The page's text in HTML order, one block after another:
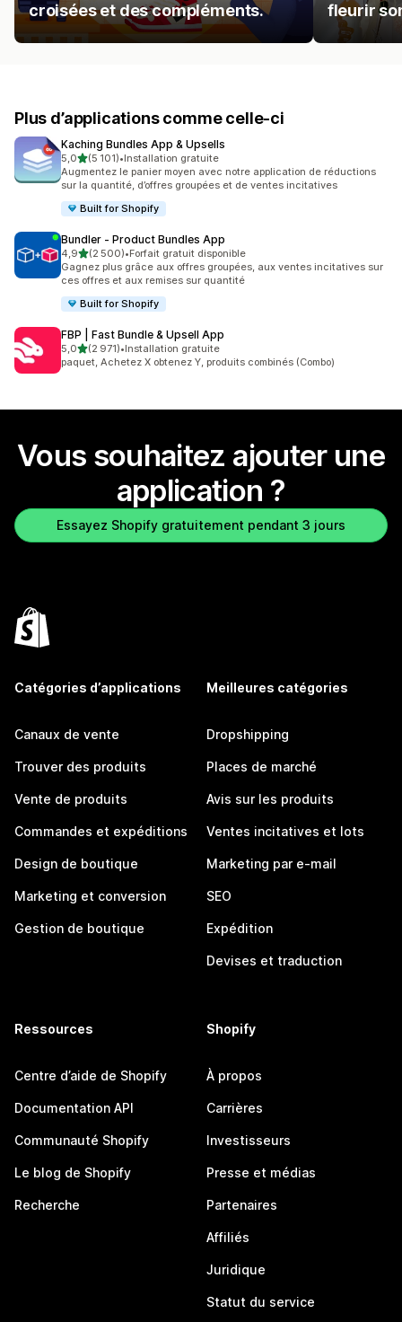
croisées et des compléments.
fleurir
Plus d’applications comme celle-ci
Kaching Bundles App & Upsells
5,0étoile(s) sur 5
(5 101)
5101 avis au total
•Installation gratuite
Augmentez le panier moyen avec notre application de réductions
sur la quantité, d’offres groupées et de ventes incitatives
Built for Shopify
Bundler ‑ Product Bundles App
4,9étoile(s) sur 5
(2 500)
2500 avis au total
•Forfait gratuit disponible
Gagnez plus grâce aux offres groupées, aux ventes incitatives sur
ces offres et aux remises sur quantité
Built for Shopify
FBP | Fast Bundle & Upsell App
5,0étoile(s) sur 5
(2 971)
2971 avis au total
•Installation gratuite
paquet, Achetez X obtenez Y, produits combinés (Combo)
Vous souhaitez ajouter une
application ?
Essayez Shopify gratuitement pendant 3 jours
Catégories d’applications
Canaux de vente
Trouver des produits
Vente de produits
Commandes et expéditions
Design de boutique
Marketing et conversion
Gestion de boutique
Meilleures catégories
Dropshipping
Places de marché
Avis sur les produits
Ventes incitatives et lots
Marketing par e-mail
SEO
Expédition
Devises et traduction
Ressources
Centre d’aide de Shopify
Documentation API
Communauté Shopify
Le blog de Shopify
Recherche
Shopify
À propos
Carrières
Investisseurs
Presse et médias
Partenaires
Affiliés
Juridique
Statut du service